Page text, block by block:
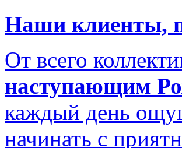
Наши клиенты,
От всего
наступающим
каждый день
начинать с